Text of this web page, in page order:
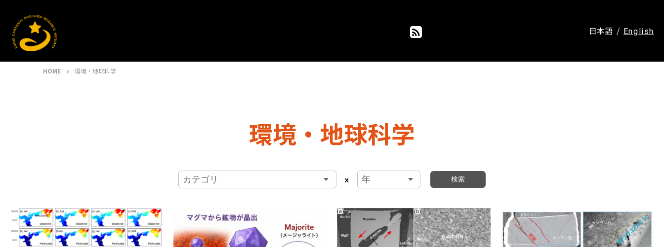
日本語 English
HOME 環境・地球科学
環境・地球科学